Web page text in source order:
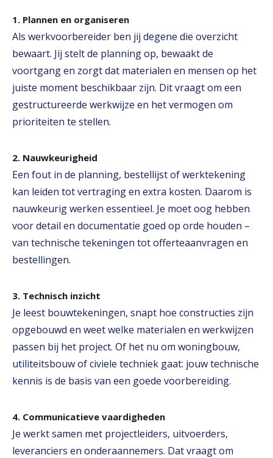
1. Plannen en organiseren
Als werkvoorbereider ben jij degene die overzicht
bewaart. Jij stelt de planning op, bewaakt de
voortgang en zorgt dat materialen en mensen op het
juiste moment beschikbaar zijn. Dit vraagt om een
gestructureerde werkwijze en het vermogen om
prioriteiten te stellen.
2. Nauwkeurigheid
Een fout in de planning, bestellijst of werktekening
kan leiden tot vertraging en extra kosten. Daarom is
nauwkeurig werken essentieel. Je moet oog hebben
voor detail en documentatie goed op orde houden –
van technische tekeningen tot offerteaanvragen en
bestellingen.
3. Technisch inzicht
Je leest bouwtekeningen, snapt hoe constructies zijn
opgebouwd en weet welke materialen en werkwijzen
passen bij het project. Of het nu om woningbouw,
utiliteitsbouw of civiele techniek gaat: jouw technische
kennis is de basis van een goede voorbereiding.
4. Communicatieve vaardigheden
Je werkt samen met projectleiders, uitvoerders,
leveranciers en onderaannemers. Dat vraagt om